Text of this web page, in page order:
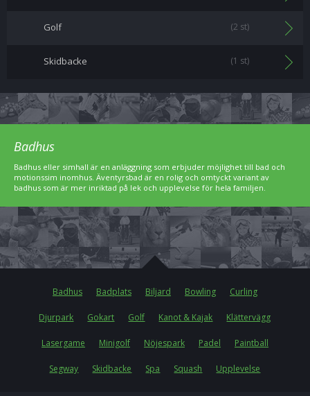
Golf (2 st)
Skidbacke (1 st)
Badhus
Badhus eller simhall är en anläggning som erbjuder möjlighet till bad och
motionssim inomhus. Äventyrsbad är en rolig och omtyckt variant av
badhus som är mer inriktad på lek och upplevelse för hela familjen.
Badhus Badplats Biljard Bowling Curling
Djurpark Gokart Golf Kanot & Kajak Klättervägg
Lasergame Minigolf Nöjespark Padel Paintball
Segway Skidbacke Spa Squash Upplevelse